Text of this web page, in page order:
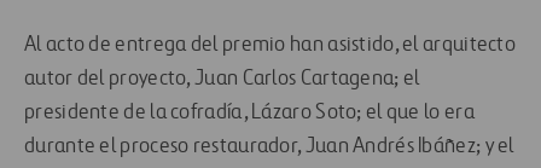
Al acto de entrega del premio han asistido, el arquitecto
autor del proyecto, Juan Carlos Cartagena; el
presidente de la cofradía, Lázaro Soto; el que lo era
durante el proceso restaurador, Juan Andrés Ibáñez; y el